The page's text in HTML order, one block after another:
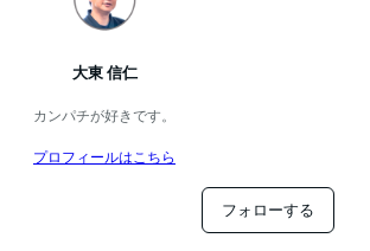
大東 信仁
カンパチが好きです。
プロフィールはこちら
フォローする